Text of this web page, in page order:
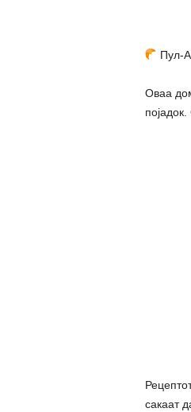
Пул-
Оваа
сакаат